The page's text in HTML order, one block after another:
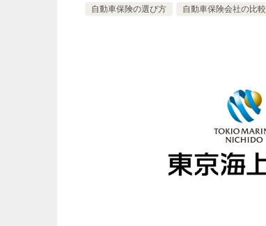
自動車保険の選び方 自動車保険会社の比較